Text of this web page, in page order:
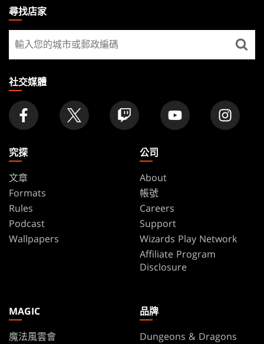
THE
GATHERING
FOOTER
尋找店家
尋
找
家
社交媒體
究探
文章
Formats
Rules
Podcast
Wallpapers
公司
About
帳號
Careers
Support
Wizards Play Network
Affiliate Program
Disclosure
MAGIC
魔法風雲會
品牌
Dungeons & Dragons